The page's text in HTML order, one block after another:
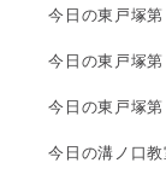
今日の東戸塚第
今日の東戸塚第
今日の東戸塚第
今日の溝ノ口教